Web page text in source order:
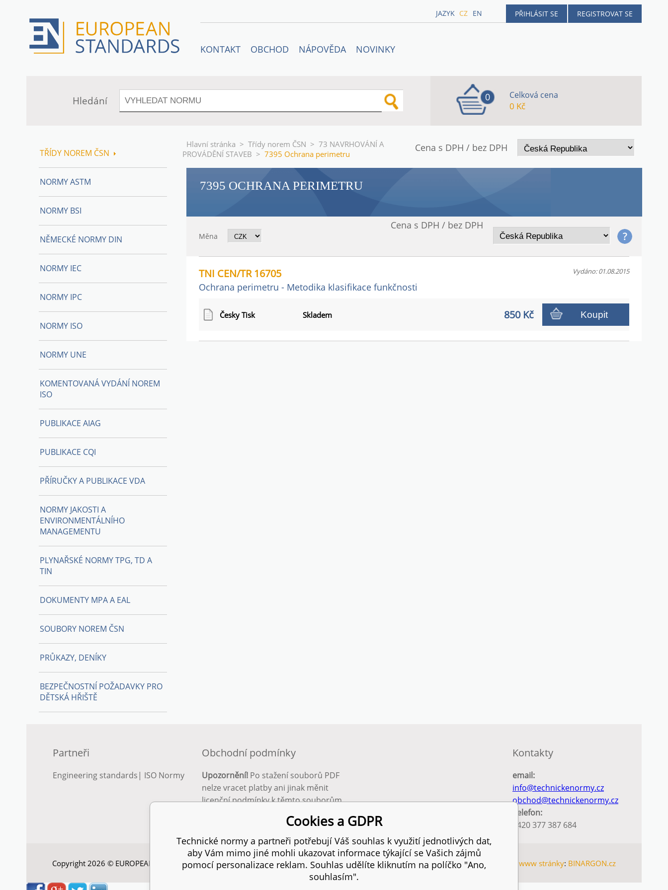
PŘIHLÁSIT SE REGISTROVAT SE
JAZYK CZ EN
KONTAKT OBCHOD NÁPOVĚDA NOVINKY
Hledání 0 Celková cena
0 Kč
Cena s DPH / bez DPH
Hlavní stránka > Třídy norem ČSN > 73 NAVRHOVÁNÍ A
PROVÁDĚNÍ STAVEB > 7395 Ochrana perimetru
7395 OCHRANA PERIMETRU
Měna
Cena s DPH / bez DPH
TNI CEN/TR 16705
Ochrana perimetru - Metodika klasifikace funkčnosti
Vydáno: 01.08.2015
Česky Tisk Skladem 850 Kč Koupit
TŘÍDY NOREM ČSN
NORMY ASTM
NORMY BSI
NĚMECKÉ NORMY DIN
NORMY IEC
NORMY IPC
NORMY ISO
NORMY UNE
KOMENTOVANÁ VYDÁNÍ NOREM
ISO
PUBLIKACE AIAG
PUBLIKACE CQI
PŘÍRUČKY A PUBLIKACE VDA
NORMY JAKOSTI A
ENVIRONMENTÁLNÍHO
MANAGEMENTU
PLYNAŘSKÉ NORMY TPG, TD A
TIN
DOKUMENTY MPA A EAL
SOUBORY NOREM ČSN
PRŮKAZY, DENÍKY
BEZPEČNOSTNÍ POŽADAVKY PRO
DĚTSKÁ HŘIŠTĚ
Partneři
Engineering standards | ISO Normy
Obchodní podmínky
Upozornění! Po stažení souborů PDF
nelze vracet platby ani jinak měnit
licenční podmínky k těmto souborům.
Kontakty
email:
info@technickenormy.cz
obchod@technickenormy.cz
Telefon:
+420 377 387 684
Copyright 2026 © EUROPEAN STANDARD. Všechna práva vyhrazena. SITEMAP Internetové obchody www stránky: BINARGON.cz
Cookies a GDPR
Technické normy a partneři potřebují Váš souhlas k využití jednotlivých dat,
aby Vám mimo jiné mohli ukazovat informace týkající se Vašich zájmů
pomocí personalizace reklam. Souhlas udělíte kliknutím na políčko "Ano,
souhlasím".